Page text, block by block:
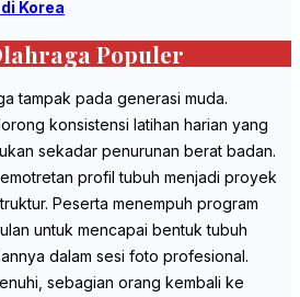
Korea
Populer
tampak pada generasi muda.
konsistensi latihan harian yang
sekadar penurunan berat badan.
profil tubuh menjadi proyek
Peserta menempuh program
untuk mencapai bentuk tubuh
dalam sesi foto profesional.
sebagian orang kembali ke